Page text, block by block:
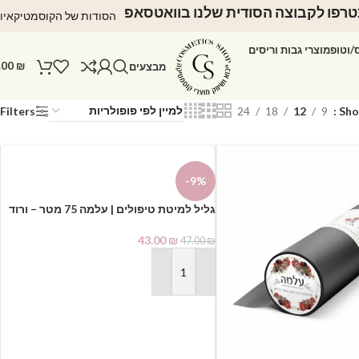
לקבוצה הסודית שלנו בוואטסאפ הסודות של
וטופמוצרי גבות וריסים
מבצעים
₪
9
12
18
24
Filters
-9%
גליל למיטת טיפולים | עלמה 75 מטר – ורוד
47.00₪
43.00₪
הוספה לסל